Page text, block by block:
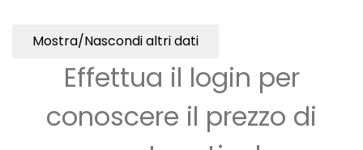
Mostra/Nascondi altri dati
Effettua il login per
conoscere il prezzo di